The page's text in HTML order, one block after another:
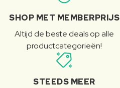
SHOP MET MEMBERPRIJS
Altijd de beste deals op alle
productcategorieën!
STEEDS MEER